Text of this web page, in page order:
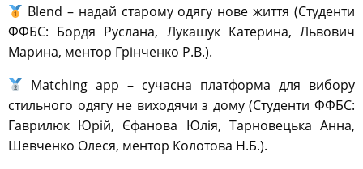
Blend – надай старому одягу нове життя (Студенти
ФФБС: Бордя Руслана, Лукашук Катерина, Львович
Марина, ментор Грінченко Р.В.).
Matching app – сучасна платформа для вибору
стильного одягу не виходячи з дому (Студенти ФФБС:
Гаврилюк Юрій, Єфанова Юлія, Тарновецька Анна,
Шевченко Олеся, ментор Колотова Н.Б.).